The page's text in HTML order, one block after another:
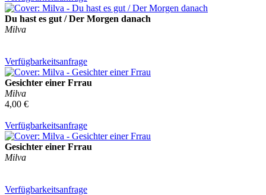
Du hast es gut / Der Morgen danach
Milva
Verfügbarkeitsanfrage
Gesichter einer Frrau
Milva
4,00 €
Verfügbarkeitsanfrage
Gesichter einer Frrau
Milva
Verfügbarkeitsanfrage